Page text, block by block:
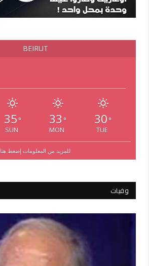
BEIRUT
35 °
SUN
33 °
MON
30 °
TUE
للمزيد من المعلومات إضغط هنا
وفيات